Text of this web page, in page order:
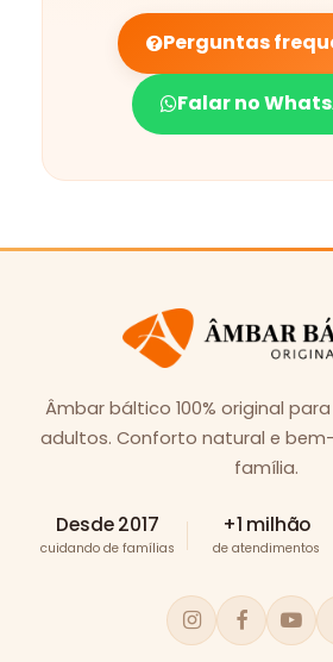
Perguntas
Falar no
Âmbar báltico 100% original
adultos. Conforto natural e
família.
Desde 2017
cuidando de famílias
+1 milhão
de atendimentos